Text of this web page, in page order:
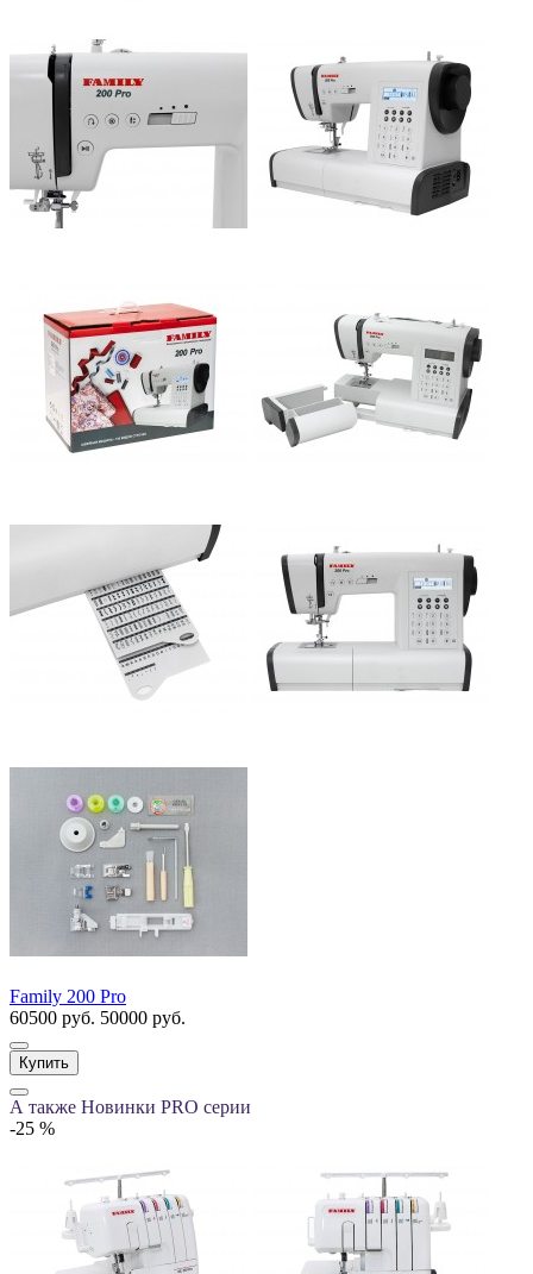
Family 200 Pro
60500 руб. 50000 руб.
Купить
А также Новинки PRO серии
-25 %